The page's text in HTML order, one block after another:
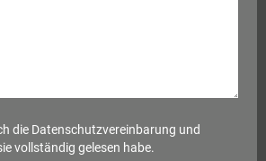
die Datenschutzvereinbarung und
vollständig gelesen habe.